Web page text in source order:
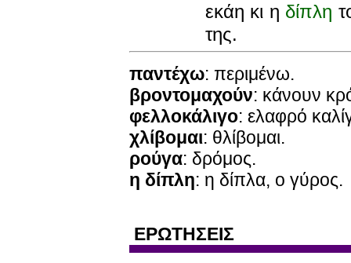
εκάη κι η δίπλη
της.
παντέχω: περιμένω.
βροντομαχούν: κάνουν
φελλοκάλιγο: ελαφρό
χλίβομαι: θλίβομαι.
ρούγα: δρόμος.
η δίπλη: η δίπλα, ο γύρος.
ΕΡΩΤΗΣΕΙΣ